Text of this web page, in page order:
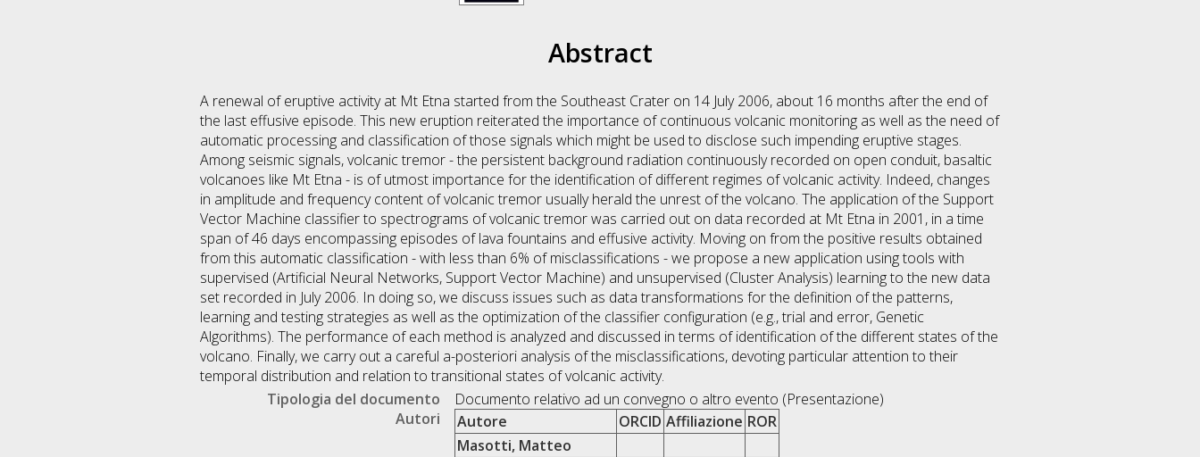
Abstract
A renewal of eruptive activity at Mt Etna started from the Southeast Crater on 14 July 2006, about 16 months after the end of
the last effusive episode. This new eruption reiterated the importance of continuous volcanic monitoring as well as the need of
automatic processing and classification of those signals which might be used to disclose such impending eruptive stages.
Among seismic signals, volcanic tremor - the persistent background radiation continuously recorded on open conduit, basaltic
volcanoes like Mt Etna - is of utmost importance for the identification of different regimes of volcanic activity. Indeed, changes
in amplitude and frequency content of volcanic tremor usually herald the unrest of the volcano. The application of the Support
Vector Machine classifier to spectrograms of volcanic tremor was carried out on data recorded at Mt Etna in 2001, in a time
span of 46 days encompassing episodes of lava fountains and effusive activity. Moving on from the positive results obtained
from this automatic classification - with less than 6% of misclassifications - we propose a new application using tools with
supervised (Artificial Neural Networks, Support Vector Machine) and unsupervised (Cluster Analysis) learning to the new data
set recorded in July 2006. In doing so, we discuss issues such as data transformations for the definition of the patterns,
learning and testing strategies as well as the optimization of the classifier configuration (e.g., trial and error, Genetic
Algorithms). The performance of each method is analyzed and discussed in terms of identification of the different states of the
volcano. Finally, we carry out a careful a-posteriori analysis of the misclassifications, devoting particular attention to their
temporal distribution and relation to transitional states of volcanic activity.
Tipologia del documento
Documento relativo ad un convegno o altro evento (Presentazione)
Autori
Autore ORCID Affiliazione ROR
Masotti, Matteo